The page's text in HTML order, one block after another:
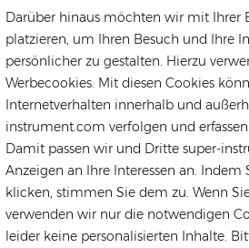
Darüber hinaus möchten wir mit Ihrer
platzieren, um Ihren Besuch und Ihre
persönlicher zu gestalten. Hierzu
Werbecookies. Mit diesen Cookies
Internetverhalten innerhalb und
instrument.com verfolgen und erfassen.
Damit passen wir und Dritte super-
Anzeigen an Ihre Interessen an. Indem
klicken, stimmen Sie dem zu. Wenn
verwenden wir nur die notwendigen
leider keine personalisierten Inhalte.
supply chain, localized warehousing,
EPC,O&M and solar plants
that solar installers face, from
Solarpanel-Montagegestell